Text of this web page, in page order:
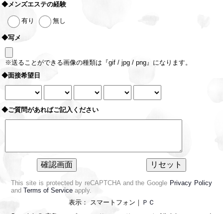
◆メンズエステの経験
有り 無し
◆写メ
※送ることができる画像の種類は『gif / jpg / png』になります。
◆面接希望日
◆ご質問があればご記入ください
This site is protected by reCAPTCHA and the Google Privacy Policy
andTerms of Service apply.
表示： スマートフォン｜ ＰＣ